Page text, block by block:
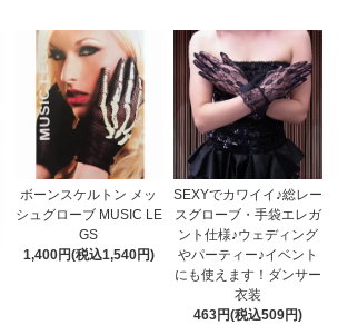
ボーンスケルトン メッ
シュグローブ MUSIC LE
GS
1,400円(税込1,540円)
SEXYでカワイイ♪総レー
スグローブ・手袋エレガ
ント仕様♪ウェディング
やパーティー♪イベント
にも使えます！ダンサー
衣装
463円(税込509円)